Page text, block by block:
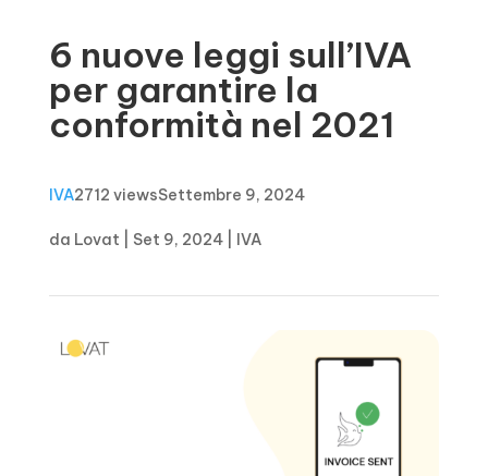
6 nuove leggi sull’IVA
per garantire la
conformità nel 2021
IVA2712 viewsSettembre 9, 2024
da Lovat Set 9, 2024| IVA